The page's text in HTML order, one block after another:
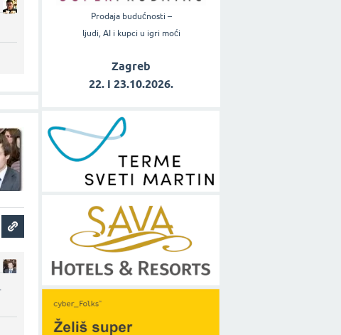
Prodaja budućnosti –
ljudi, AI i kupci u igri moći
Zagreb
22. i 23.10.2026.